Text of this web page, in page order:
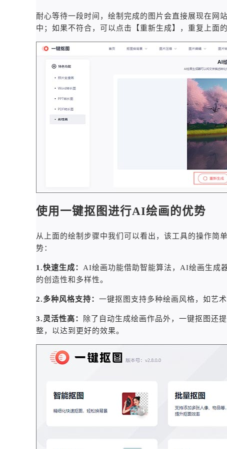
耐心等待一段时间，绘制完成的图片会直接展现在网
中；如果不符合，可以点击【重新生成】，重复上面
使用一键抠图进行AI绘画的优势
从上面的绘制步骤中我们可以看出，该工具的操作简
势：
1.快速生成： AI绘画功能借助智能算法，AI绘画生成
的创造性和多样性。
2.多种风格支持： 一键抠图支持多种绘画风格，如艺
3.灵活性高：
除了自动生成绘画作品外，一键抠图还
整，以达到更好的效果。